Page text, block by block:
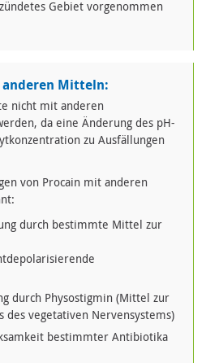
Gebiet vorgenommen
Mitteln:
nicht mit anderen
da eine Änderung des pH-
zu Ausfällungen
von Procain mit anderen
durch bestimmte Mittel zur
durch Physostigmin (Mittel zur
des vegetativen Nervensystems)
bestimmter Antibiotika